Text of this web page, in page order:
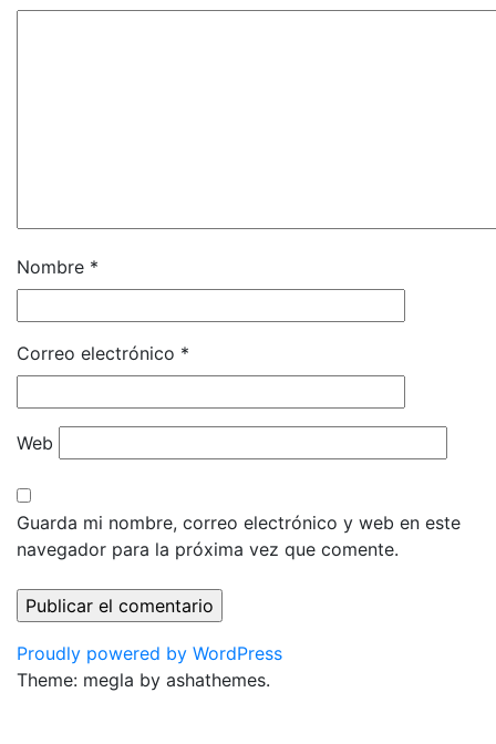
Nombre *
Correo electrónico *
Web
Guarda mi nombre, correo electrónico y web en este
navegador para la próxima vez que comente.
Proudly powered by WordPress
Theme: megla by ashathemes.